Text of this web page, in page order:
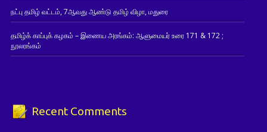
நட்பு தமிழ் வட்டம், 7ஆவது ஆண்டு தமிழ் விழா, மதுரை
தமிழ்க் காப்புக் கழகம் – இணைய அரங்கம்: ஆளுமையர் உரை 171 & 172 ;
நூலரங்கம்
Recent Comments